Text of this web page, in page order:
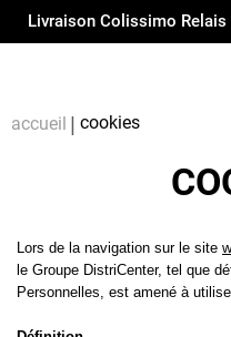
Livraison Colissimo Relais
accueil cookies
Lors de la navigation sur le site
le Groupe DistriCenter, tel que
Personnelles, est amené à